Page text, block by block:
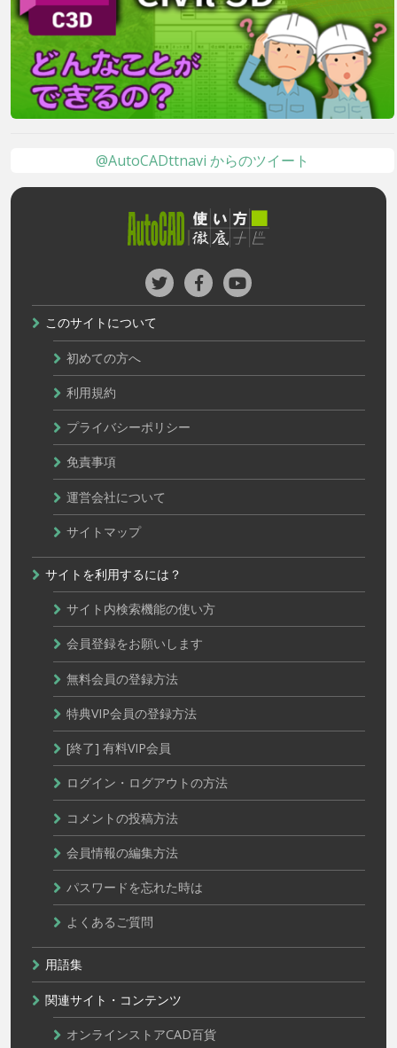
@AutoCADttnavi からのツイート
このサイトについて
初めての方へ
利用規約
プライバシーポリシー
免責事項
運営会社について
サイトマップ
サイトを利用するには？
サイト内検索機能の使い方
会員登録をお願いします
無料会員の登録方法
特典VIP会員の登録方法
[終了] 有料VIP会員
ログイン・ログアウトの方法
コメントの投稿方法
会員情報の編集方法
パスワードを忘れた時は
よくあるご質問
用語集
関連サイト・コンテンツ
オンラインストアCAD百貨